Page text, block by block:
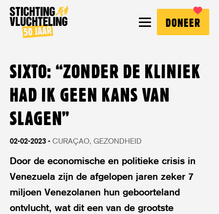
DONEER
SIXTO: “ZONDER DE KLINIEK
HAD IK GEEN KANS VAN
SLAGEN”
02-02-2023 CURAÇAO GEZONDHEID
Door de economische en politieke crisis in
Venezuela zijn de afgelopen jaren zeker 7
miljoen Venezolanen hun geboorteland
ontvlucht, wat dit een van de grootste